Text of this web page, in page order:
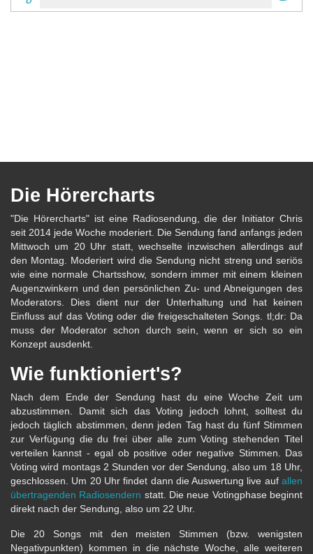
Die Hörercharts
"Die Hörercharts" ist eine Radiosendung, die der Initiator Chris
seit 2014 jede Woche moderiert. Die Sendung fand anfangs jeden
Mittwoch um 20 Uhr statt, wechselte inzwischen allerdings auf
den Montag. Moderiert wird die Sendung nicht streng und seriös
wie eine normale Chartsshow, sondern immer mit einem kleinen
Augenzwinkern und den persönlichen Zu- und Abneigungen des
Moderators. Dies dient nur der Unterhaltung und hat keinen
Einfluss auf das Voting oder die freigeschalteten Songs. tl;dr: Da
muss der Moderator schon durch sein, wenn er sich so ein
Konzept ausdenkt.
Wie funktioniert's?
Nach dem Ende der Sendung hast du eine Woche Zeit um
abzustimmen. Damit sich das Voting jedoch lohnt, solltest du
jedoch täglich abstimmen, denn jeden Tag hast du fünf Stimmen
zur Verfügung die du frei über alle zum Voting stehenden Titel
verteilen kannst - egal ob positive oder negative Stimmen. Das
Voting wird montags 2 Stunden vor der Sendung, also um 18 Uhr,
geschlossen. Um 20 Uhr findet dann die Auswertung live auf allen
übertragenden Radiosendern statt. Die neue Votingphase beginnt
direkt nach der Sendung, also um 22 Uhr.
Die 20 Songs mit den meisten Stimmen (bzw. wenigsten
Negativpunkten) kommen in die nächste Woche, alle weiteren